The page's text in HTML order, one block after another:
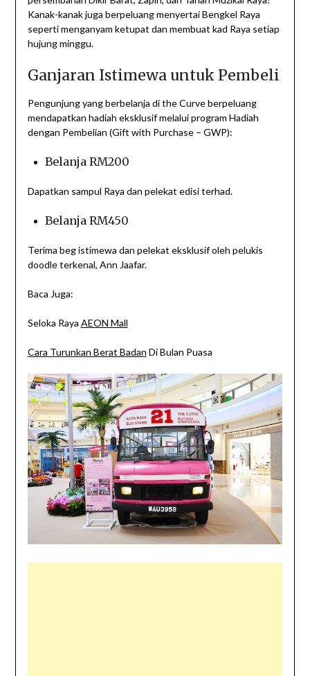
Kanak-kanak juga berpeluang menyertai Bengkel Raya
seperti menganyam ketupat dan membuat kad Raya setiap
hujung minggu.
Ganjaran Istimewa untuk Pembeli
Pengunjung yang berbelanja di the Curve berpeluang
mendapatkan hadiah eksklusif melalui program Hadiah
dengan Pembelian (Gift with Purchase – GWP):
Belanja RM200
Dapatkan sampul Raya dan pelekat edisi terhad.
Belanja RM450
Terima beg istimewa dan pelekat eksklusif oleh pelukis
doodle terkenal, Ann Jaafar.
Baca Juga:
Seloka Raya AEON Mall
Cara Turunkan Berat Badan Di Bulan Puasa